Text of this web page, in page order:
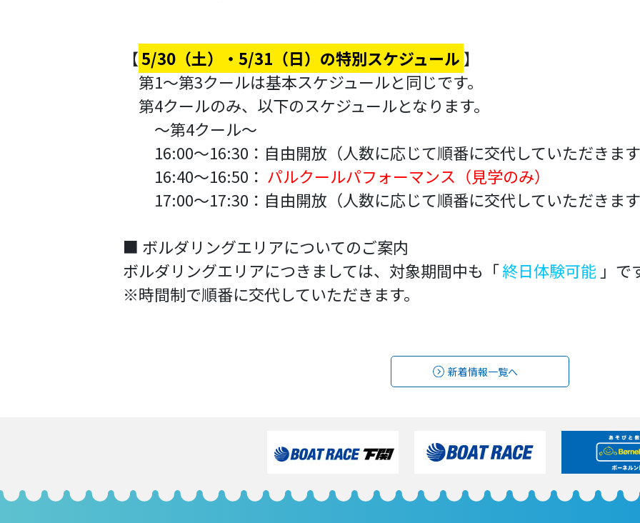
【5/30（土）・5/31（日）の特別スケジュール 】
第1〜第3クールは基本スケジュールと同じです。
第4クールのみ、以下のスケジュールとなります。
～第4クール～
16:00～16:30：自由開放（人数に応じて順番に交代していただきま
16:40～16:50： パルクールパフォーマンス（見学のみ）
17:00～17:30：自由開放（人数に応じて順番に交代していただきま
■ ボルダリングエリアについてのご案内
ボルダリングエリアにつきましては、対象期間中も「終日体験可能 」で
※時間制で順番に交代していただきます。
新着情報一覧へ